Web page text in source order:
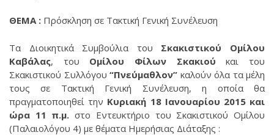
ΘΕΜΑ : Πρόσκληση σε Τακτική Γενική Συνέλευση
Τα Διοικητικά Συμβούλια του Σκακιστικού Ομίλου
Καβάλας, του Ομίλου Φίλων Σκακιού και του
Σκακιστικού Συλλόγου “Πνεύμαθλον” καλούν όλα τα μέλη
τους σε Τακτική Γενική Συνέλευση, η οποία θα
πραγματοποιηθεί την Κυριακή 18 Ιανουαρίου 2015 και
ώρα 11 π.μ. στο Εντευκτήριο του Σκακιστικού Ομίλου
(Παλαιολόγου 4) με θέματα Ημερήσιας Διάταξης :